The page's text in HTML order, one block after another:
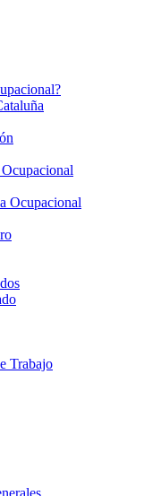
Ocupacional
Trabajo